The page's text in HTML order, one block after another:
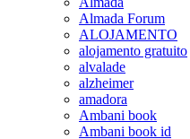
Almada Forum
ALOJAMENTO
alojamento gratuito
alvalade
alzheimer
amadora
Ambani book
Ambani book id